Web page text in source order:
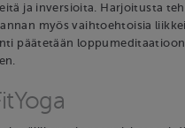
ja inversioita. Harjoitusta
myös vaihtoehtoisia
päätetään loppumeditaatioon